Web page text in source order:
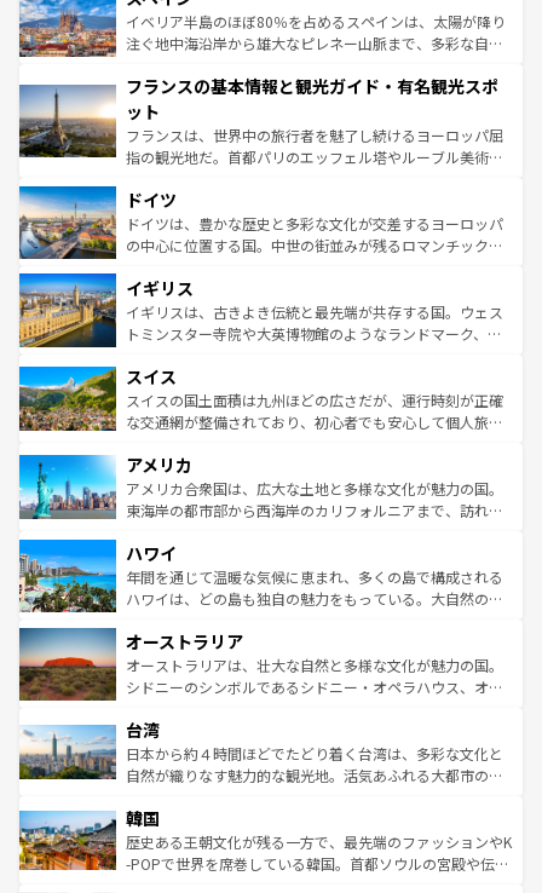
景など、自然景観も見逃せない。観光の合間には、本場の
ピザやパスタなど、絶品のイタリア料理を堪能することも
ませてくれるイタリアで、忘れられない旅をしてみよう！
なお、新着のイタリア情報は
しい。
イベリア半島のほぼ80％を占めるスペインは、太陽が降り
注ぐ地中海沿岸から雄大なピレネー山脈まで、多彩な自然
文化が根付くこの国では、情熱的なフラメンコ、熱気あふ
れる闘牛、そして美味しいタパスが生活の一部となってい
る。首都マドリードの洗練された雰囲気や、バルセロナの
アートに溢れた街角から、地方では古代ローマ遺跡や中世
せる。地方によって風土や気候が異なるスペインはその個
性で訪れる人を魅了する。 なお、新着のスペイン情報は コ
ンテンツ一覧を参照してほしい。
フランスの基本情報と観光ガイド・有名観光スポ
ット
フランスは、世界中の旅行者を魅了し続けるヨーロッパ屈
指の観光地だ。首都パリのエッフェル塔やルーブル美術館
で、幅広い魅力が詰まっている。華麗な宮殿、歴史的な大
聖堂、美しいビーチ、そして豊かな自然が、訪れる者を心
から魅了する。また、フランスは美食の国としても知ら
いる。シャンパンの発祥地であるランス、プロヴァンスの
香り高いラベンダー畑など、多彩な楽しみ方が可能だ。さ
らに、パリ以外の地域にも魅力が溢れており、どの街角に
れる地方に足を運ぶとそれぞれで全く異なる文化を体験で
きるだろう。 なお、新着のフランス情報はコンテンツ一覧
を参照してほしい。
ドイツ
ドイツは、豊かな歴史と多彩な文化が交差するヨーロッパ
の中心に位置する国。中世の街並みが残るロマンチック街
顔を持つこの国は、どこを歩いても飽きることがない。ベ
ルリンの文化的活気、バイエルン州のアルプスの絶景、そ
してライン川沿いのワイン畑といった風景は必見。ビール
は、お酒好きな人にはぜひ体験してほしい。 なお、新着の
ドイツ情報はコンテンツ一覧を参照してほしい。
イギリス
イギリスは、古きよき伝統と最先端が共存する国。ウェス
トミンスター寺院や大英博物館のようなランドマーク、歴
リアごとに異なる魅力がある。また、優雅なアフタヌーン
ティー、ビール好きにはたまらない英国パブ、サッカー観
戦など、本場だからこそできる体験も豊富。イギリスを旅
ンツ一覧を参照してほしい。
スイス
スイスの国土面積は九州ほどの広さだが、運行時刻が正確
な交通網が整備されており、初心者でも安心して個人旅行
の建物がそのまま残る町や、スイスならではのユニークな
博物館もあり、アルプス観光だけでなく町歩きも満喫する
ことができる。国民の所得が高いため物価も高いが、旅行
ば市内交通費無料で観光を楽しむこともできる。 なお、新
着のスイス情報はコンテンツ一覧 を参照してほしい。
アメリカ
アメリカ合衆国は、広大な土地と多様な文化が魅力の国。
東海岸の都市部から西海岸のカリフォルニアまで、訪れる
のような巨大都市は、観光、ショッピング、エンターテイ
ンメントが詰まった刺激的なスポットだ。一方、アメリカ
西部には大自然が広がり、グランドキャニオンやイエロー
部のニューオーリンズでは、音楽と美食が融合した独特の
文化が魅力。旅行者はアメリカの各地域で異なる魅力を楽
しみながら、その多様性と豊かな歴史を感じることができ
ならではの贅沢な旅のスタイルだ。 なお、新着のアメリカ
情報はコンテンツ一覧を参照してほしい。
ハワイ
年間を通じて温暖な気候に恵まれ、多くの島で構成される
ハワイは、どの島も独自の魅力をもっている。大自然の神
ワイ島は見逃せない。また、定番の観光地といえばオアフ
島だが、静かな自然を求めるならマウイ島やカウアイ島が
おすすめ。エメラルドグリーンに輝く海をはじめ、豊かな
れるおもてなしの心で訪れる人々を迎えてくれるハワイの
人々、おいしいローカルフードやハワイアンミュージッ
ク、伝統的なフラダンスなど、すべてがハワイの魅力を彩
ワイを、存分に味わってほしい。 なお、新着のハワイ情報
はコンテンツ一覧を参照してほしい。
オーストラリア
オーストラリアは、壮大な自然と多様な文化が魅力の国。
シドニーのシンボルであるシドニー・オペラハウス、オー
リアリーフや大陸中央部にそびえるウルル（エアーズロッ
ク）、タスマニアの美しい原生林やケアンズの熱帯雨林な
ど、見どころがたくさん。また、カフェやワイン、オージ
いる。アクティビティも充実しており、サーフィンやダイ
ビング、ハイキングなど、アウトドア好きにはたまらな
い。オーストラリアの多彩な魅力を存分に味わいつくそ
台湾
日本から約４時間ほどでたどり着く台湾は、多彩な文化と
自然が織りなす魅力的な観光地。活気あふれる大都市の台
ン）、静ひつな山岳地帯である台湾東部など、都市の喧騒
と山間の静けさが共存しており、訪れる人に新しい発見と
驚きをもたらしてくれる。また、奥深い台湾の食文化も魅
韓国
歴史ある王朝文化が残る一方で、最先端のファッションやK
-POPで世界を席巻している韓国。首都ソウルの宮殿や伝統